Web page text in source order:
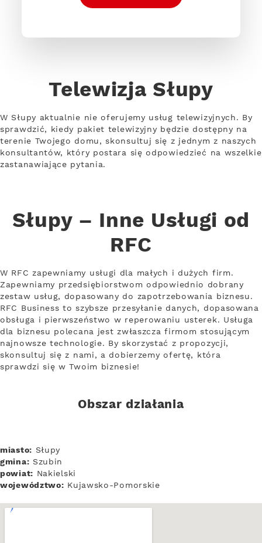
Telewizja Słupy
W Słupy aktualnie nie oferujemy usług telewizyjnych. By
sprawdzić, kiedy pakiet telewizyjny będzie dostępny na
terenie Twojego domu, skonsultuj się z jednym z naszych
konsultantów, który postara się odpowiedzieć na wszelkie
zastanawiające pytania.
Słupy – Inne Usługi od
RFC
W RFC zapewniamy usługi dla małych i dużych firm.
Zapewniamy przedsiębiorstwom odpowiednio dobrany
zestaw usług, dopasowany do zapotrzebowania biznesu.
RFC Business to szybsze przesyłanie danych, dopasowana
obsługa i pierwszeństwo w reperowaniu usterek. Usługa
dla biznesu polecana jest zwłaszcza firmom stosującym
najnowsze technologie. By skorzystać z propozycji,
skonsultuj się z nami, a dobierzemy ofertę, która
sprawdzi się w Twoim biznesie!
Obszar działania
miasto: Słupy
gmina: Szubin
powiat: Nakielski
województwo: Kujawsko-Pomorskie